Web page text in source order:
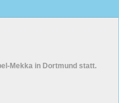
Mekka in Dortmund statt.